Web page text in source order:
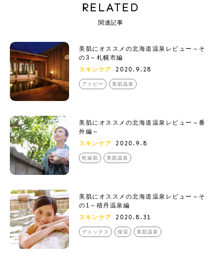
RELATED
関連記事
美肌にオススメの北海道温泉レビュー～そ
の3～札幌市編
スキンケア
2020.9.28
アトピー 美肌温泉
美肌にオススメの北海道温泉レビュー～番
外編～
スキンケア
2020.9.8
乾燥肌 美肌温泉
美肌にオススメの北海道温泉レビュー～そ
の1～積丹温泉編
スキンケア
2020.8.31
デトックス 保湿 美肌温泉